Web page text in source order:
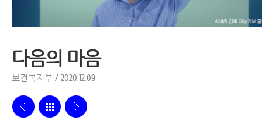
다음의 마음
보건복지부 / 2020.12.09